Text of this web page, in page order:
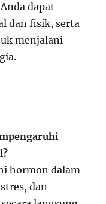
dapat
dan fisik, serta
menjalani
hormon dalam
dan